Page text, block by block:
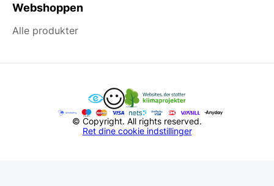
Webshoppen
Alle produkter
© Copyright. All rights reserved.
Ret dine cookie indstillinger